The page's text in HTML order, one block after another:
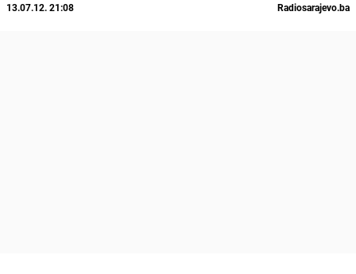
13.07.12. 21:08 Radiosarajevo.ba